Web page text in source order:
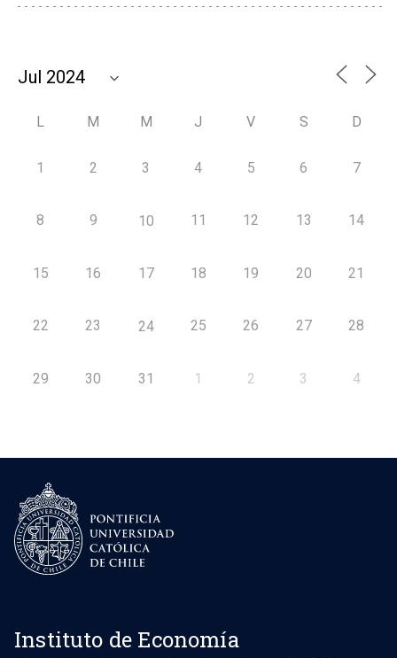
L M M J V S D
1 2 3 4 5 6 7
8 9 10 11 12 13 14
15 16 17 18 19 20 21
22 23 24 25 26 27 28
29 30 31 1 2 3 4
Instituto de Economía